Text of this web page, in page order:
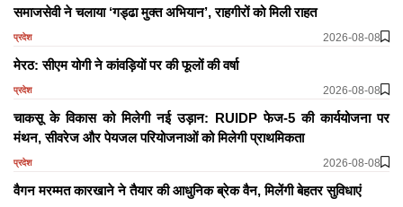
समाजसेवी ने चलाया ‘गड्ढा मुक्त अभियान’, राहगीरों को मिली राहत
प्रदेश 2026-08-08
मेरठ: सीएम योगी ने कांवड़ियों पर की फूलों की वर्षा
प्रदेश 2026-08-08
चाकसू के विकास को मिलेगी नई उड़ान: RUIDP फेज-5 की कार्ययोजना पर
मंथन, सीवरेज और पेयजल परियोजनाओं को मिलेगी प्राथमिकता
प्रदेश 2026-08-08
वैगन मरम्मत कारखाने ने तैयार की आधुनिक ब्रेक वैन, मिलेंगी बेहतर सुविधाएं